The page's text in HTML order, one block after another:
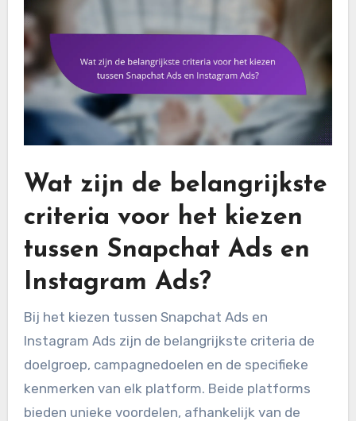
Wat zijn de belangrijkste
criteria voor het kiezen
tussen Snapchat Ads en
Instagram Ads?
Bij het kiezen tussen Snapchat Ads en
Instagram Ads zijn de belangrijkste criteria de
doelgroep, campagnedoelen en de specifieke
kenmerken van elk platform. Beide platforms
bieden unieke voordelen, afhankelijk van de